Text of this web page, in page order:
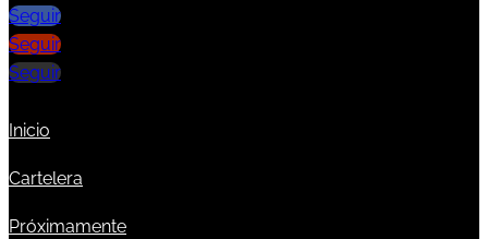
Seguir
Seguir
Seguir
Inicio
Cartelera
Próximamente